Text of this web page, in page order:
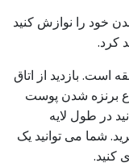
خود را نوازش کنید
کرد.
است. بازدید از اتاق
برنزه شدن پوست
در طول لایه
شما می توانید یک
کنید.